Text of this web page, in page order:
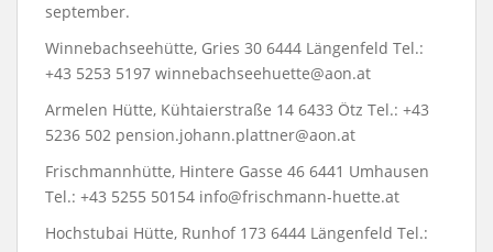
september.
Winnebachseehütte, Gries 30 6444 Längenfeld Tel.:
+43 5253 5197 winnebachseehuette@aon.at
Armelen Hütte, Kühtaierstraße 14 6433 Ötz Tel.: +43
5236 502 pension.johann.plattner@aon.at
Frischmannhütte, Hintere Gasse 46 6441 Umhausen
Tel.: +43 5255 50154 info@frischmann-huette.at
Hochstubai Hütte, Runhof 173 6444 Längenfeld Tel.: